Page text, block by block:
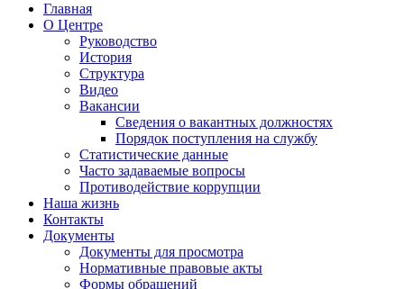
Главная
О Центре
Руководство
История
Структура
Видео
Вакансии
Сведения о вакантных должностях
Порядок поступления на службу
Статистические данные
Часто задаваемые вопросы
Противодействие коррупции
Наша жизнь
Контакты
Документы
Документы для просмотра
Нормативные правовые акты
Формы обращений